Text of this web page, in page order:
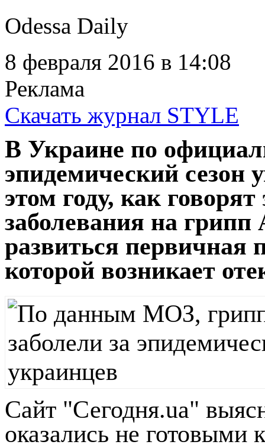
Odessa Daily
8 февраля 2016 в 14:08
Реклама
Скачать журнал STYLE
В Украине по
эпидемический сезон
этом году, как
заболевания на
развиться первичная
которой возникает
Сайт "Сегодня.ua"
оказались не готовыми